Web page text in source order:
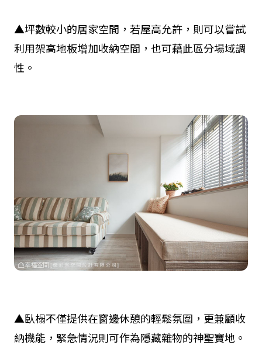
▲坪數較小的居家空間，若屋高允許，則可以嘗試
利用架高地板增加收納空間，也可藉此區分場域調
性。
▲臥榻不僅提供在窗邊休憩的輕鬆氛圍，更兼顧收
納機能，緊急情況則可作為隱藏雜物的神聖寶地。